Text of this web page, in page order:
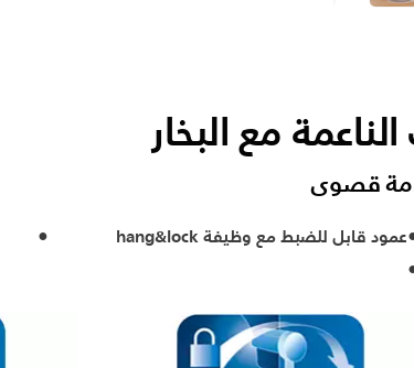
مع البخار
قصوى
عمود قابل للضبط مع وظيفة hang&lock